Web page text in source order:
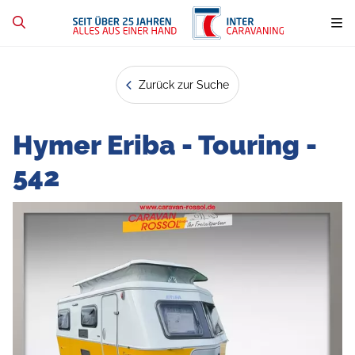
Zurück zur Suche
Hymer Eriba - Touring -
542